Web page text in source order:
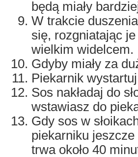
będą miały
W trakcie
się, rozgniatając
wielkim widelcem.
Gdyby miały za
Piekarnik
Sos nakładaj do
wstawiasz do
Gdy sos w
piekarniku
trwa około 40